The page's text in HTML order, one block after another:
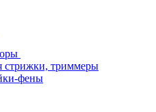
триммеры
фены